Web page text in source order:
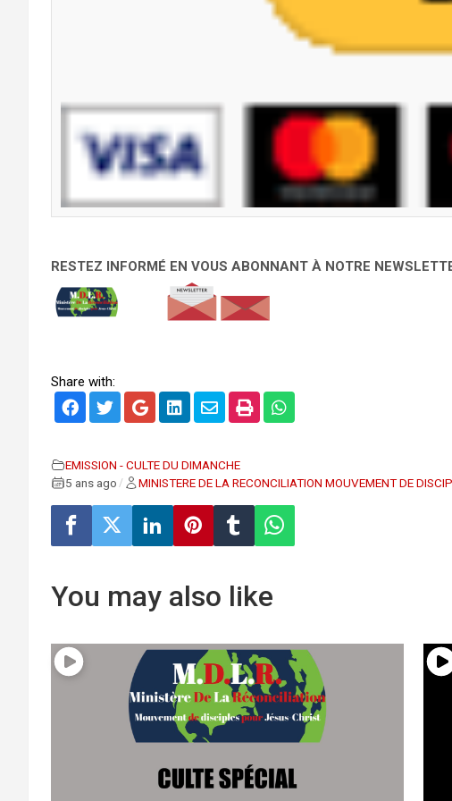
RESTEZ INFORMÉ EN VOUS ABONNANT À NOTRE
Share with:
EMISSION - CULTE DU DIMANCHE
5 ans ago / MINISTERE DE LA RECONCILIATION MOUVEMENT DE
You may also like